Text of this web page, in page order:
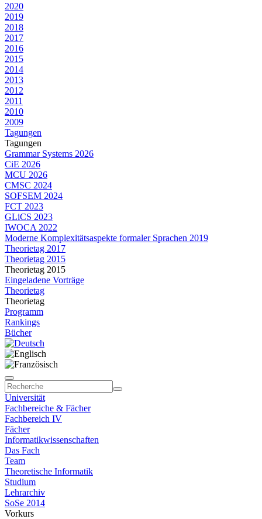
2020
2019
2018
2017
2016
2015
2014
2013
2012
2011
2010
2009
Tagungen
Tagungen
Grammar Systems 2026
CiE 2026
MCU 2026
CMSC 2024
SOFSEM 2024
FCT 2023
GLiCS 2023
IWOCA 2022
Moderne Komplexitätsaspekte formaler Sprachen 2019
Theorietag 2017
Theorietag 2015
Theorietag 2015
Eingeladene Vorträge
Theorietag
Theorietag
Programm
Rankings
Bücher
Universität
Fachbereiche & Fächer
Fachbereich IV
Fächer
Informatikwissenschaften
Das Fach
Team
Theoretische Informatik
Studium
Lehrarchiv
SoSe 2014
Vorkurs